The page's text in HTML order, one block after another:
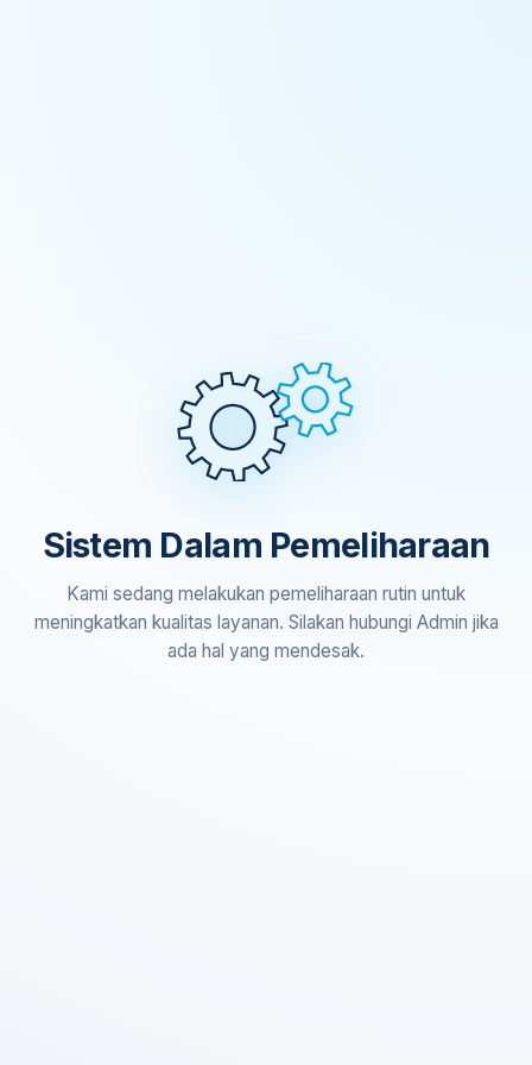
Sistem Dalam Pemeliharaan
Kami sedang melakukan pemeliharaan rutin untuk
meningkatkan kualitas layanan. Silakan hubungi Admin jika
ada hal yang mendesak.